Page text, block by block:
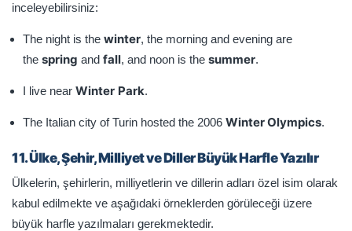
inceleyebilirsiniz:
The night is the winter, the morning and evening are
the spring and fall, and noon is the summer.
I live near Winter Park.
The Italian city of Turin hosted the 2006 Winter Olympics.
11. Ülke, Şehir, Milliyet ve Diller Büyük Harfle Yazılır
Ülkelerin, şehirlerin, milliyetlerin ve dillerin adları özel isim olarak
kabul edilmekte ve aşağıdaki örneklerden görüleceği üzere
büyük harfle yazılmaları gerekmektedir.